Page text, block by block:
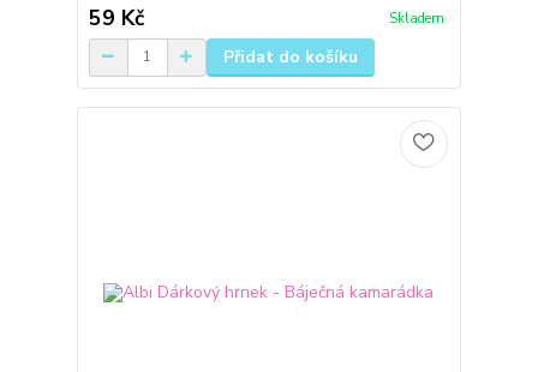
59 Kč Skladem
Přidat do košíku